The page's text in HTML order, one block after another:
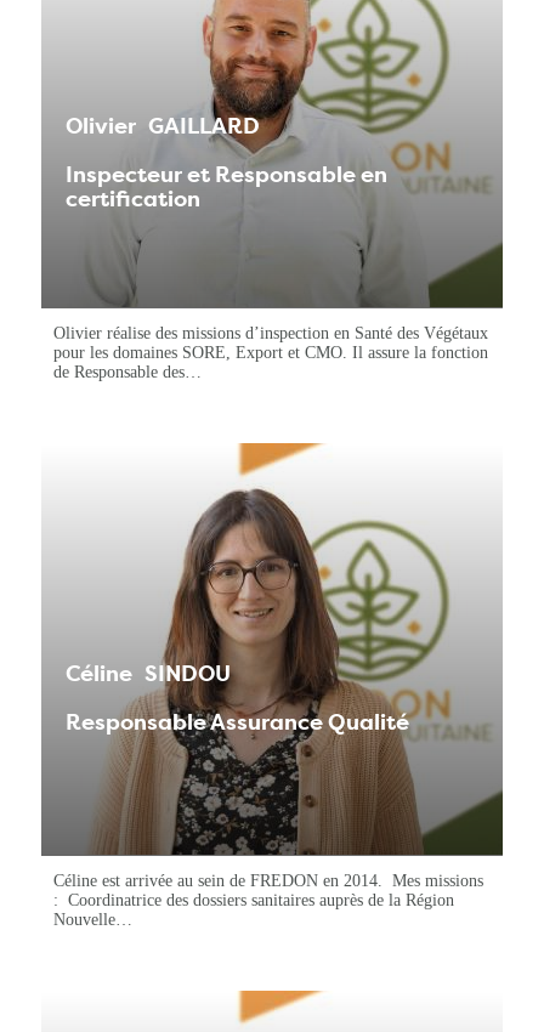
Olivier GAILLARD
Inspecteur et Responsable en
certification
Olivier réalise des missions d’inspection en Santé des Végétaux
pour les domaines SORE, Export et CMO. Il assure la fonction
de Responsable des…
Céline SINDOU
Responsable Assurance Qualité
Céline est arrivée au sein de FREDON en 2014. Mes missions
: Coordinatrice des dossiers sanitaires auprès de la Région
Nouvelle…